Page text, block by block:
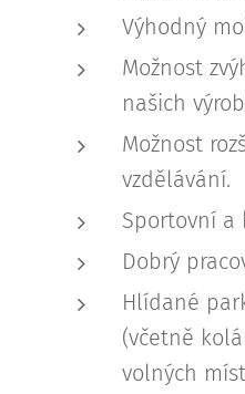
Výhodný
Možnost
našich
Možnost
vzdělávání.
Sportovní a
Dobrý
Hlídané
(včetně
volných